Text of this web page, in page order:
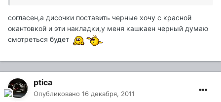
согласен,а дисочки поставить черные хочу с красной
окантовкой и эти накладки,у меня кашкаен черный думаю
смотреться будет
ptica
Опубликовано 16 декабря, 2011